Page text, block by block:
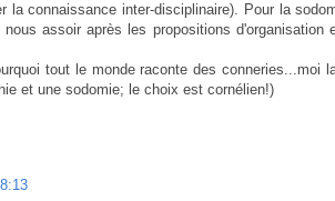
la connaissance inter-disciplinaire). Pour la
assoir après les propositions d'organisation
tout le monde raconte des conneries...moi
et une sodomie; le choix est cornélien!)